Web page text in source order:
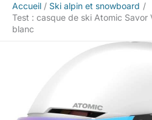
Accueil
Ski alpin et snowboard
Test : casque de ski Atomic Savor
blanc